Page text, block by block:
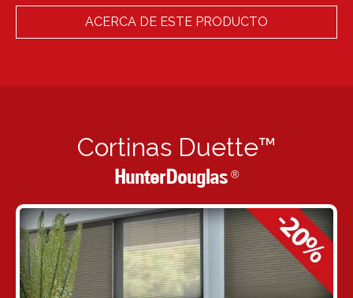
ACERCA DE ESTE PRODUCTO
Cortinas Duette™
HunterDouglas ®